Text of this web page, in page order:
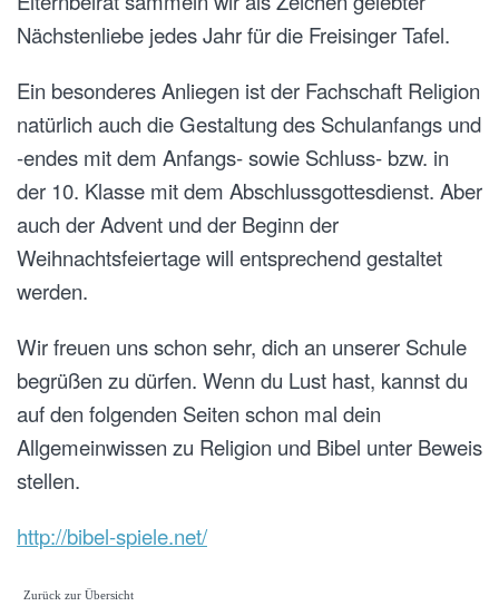
Nächstenliebe jedes Jahr für die Freisinger Tafel.
Ein besonderes Anliegen ist der Fachschaft Religion
natürlich auch die Gestaltung des Schulanfangs und
-endes mit dem Anfangs- sowie Schluss- bzw. in
der 10. Klasse mit dem Abschlussgottesdienst. Aber
auch der Advent und der Beginn der
Weihnachtsfeiertage will entsprechend gestaltet
werden.
Wir freuen uns schon sehr, dich an unserer Schule
begrüßen zu dürfen. Wenn du Lust hast, kannst du
auf den folgenden Seiten schon mal dein
Allgemeinwissen zu Religion und Bibel unter Beweis
stellen.
http://bibel-spiele.net/
Zurück zur Übersicht